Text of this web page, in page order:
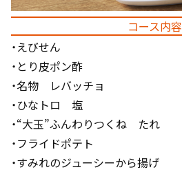
コース内容
・えびせん
・とり皮ポン酢
・名物 レバッチョ
・ひなトロ 塩
・“大玉”ふんわりつくね たれ
・フライドポテト
・すみれのジューシーから揚げ